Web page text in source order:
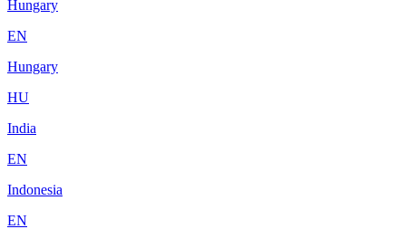
Hungary
EN
Hungary
HU
India
EN
Indonesia
EN